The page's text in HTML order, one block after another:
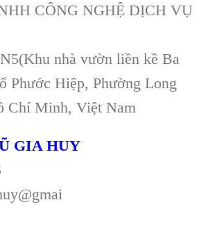
CÔNG NGHỆ DỊCH VỤ
nhà vườn liền kề Ba
Phước Hiệp, Phường Long
Chí Minh, Việt Nam
GIA HUY